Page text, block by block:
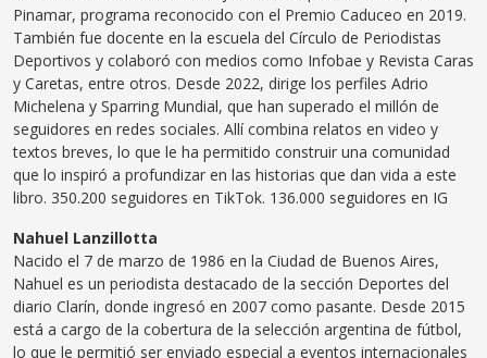
Pinamar, programa reconocido con el Premio Caduceo en 2019.
También fue docente en la escuela del Círculo de Periodistas
Deportivos y colaboró con medios como Infobae y Revista Caras
y Caretas, entre otros. Desde 2022, dirige los perfiles Adrio
Michelena y Sparring Mundial, que han superado el millón de
seguidores en redes sociales. Allí combina relatos en video y
textos breves, lo que le ha permitido construir una comunidad
que lo inspiró a profundizar en las historias que dan vida a este
libro. 350.200 seguidores en TikTok. 136.000 seguidores en IG
Nahuel Lanzillotta
Nacido el 7 de marzo de 1986 en la Ciudad de Buenos Aires,
Nahuel es un periodista destacado de la sección Deportes del
diario Clarín, donde ingresó en 2007 como pasante. Desde 2015
está a cargo de la cobertura de la selección argentina de fútbol,
lo que le permitió ser enviado especial a eventos internacionales